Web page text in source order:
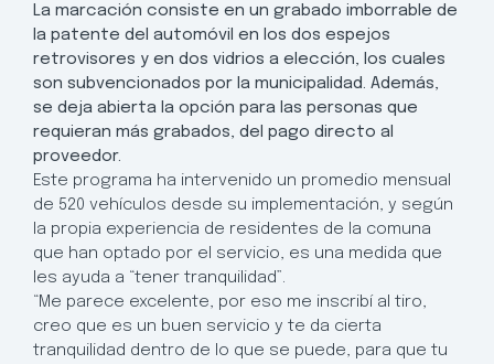
La marcación consiste en un grabado imborrable de
la patente del automóvil en los dos espejos
retrovisores y en dos vidrios a elección, los cuales
son subvencionados por la municipalidad. Además,
se deja abierta la opción para las personas que
requieran más grabados, del pago directo al
proveedor.
Este programa ha intervenido un promedio mensual
de 520 vehículos desde su implementación, y según
la propia experiencia de residentes de la comuna
que han optado por el servicio, es una medida que
les ayuda a “tener tranquilidad”.
“Me parece excelente, por eso me inscribí al tiro,
creo que es un buen servicio y te da cierta
tranquilidad dentro de lo que se puede, para que tu